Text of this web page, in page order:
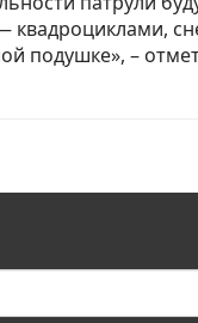
квадроциклами,
подушке», –